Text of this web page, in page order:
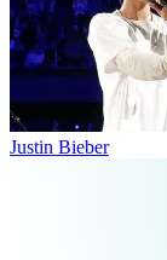
Justin Bieber